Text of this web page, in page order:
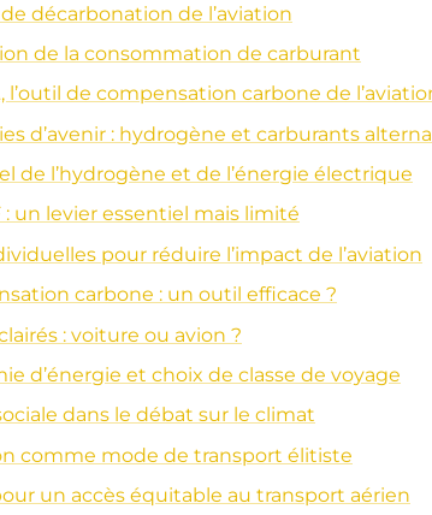
décarbonation de l’aviation
de la consommation de carburant
l’outil de compensation carbone de
d’avenir : hydrogène et carburants
de l’hydrogène et de l’énergie électrique
: un levier essentiel mais limité
pour réduire l’impact de l’aviation
carbone : un outil efficace ?
: voiture ou avion ?
d’énergie et choix de classe de voyage
dans le débat sur le climat
comme mode de transport élitiste
un accès équitable au transport aérien